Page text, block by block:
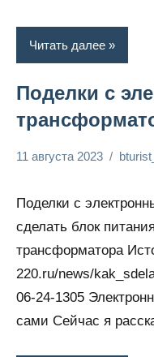
Читать далее
Поделки с
11 августа 2023
Поделки с
сделать блок
трансформатора
220.ru/news/
06-24-1305
сами Сейчас я